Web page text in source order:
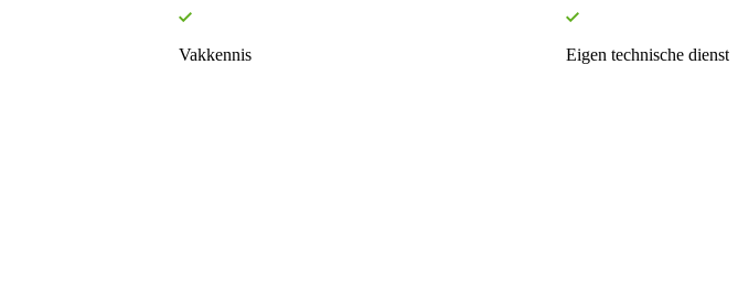
Vakkennis Eigen technische dienst